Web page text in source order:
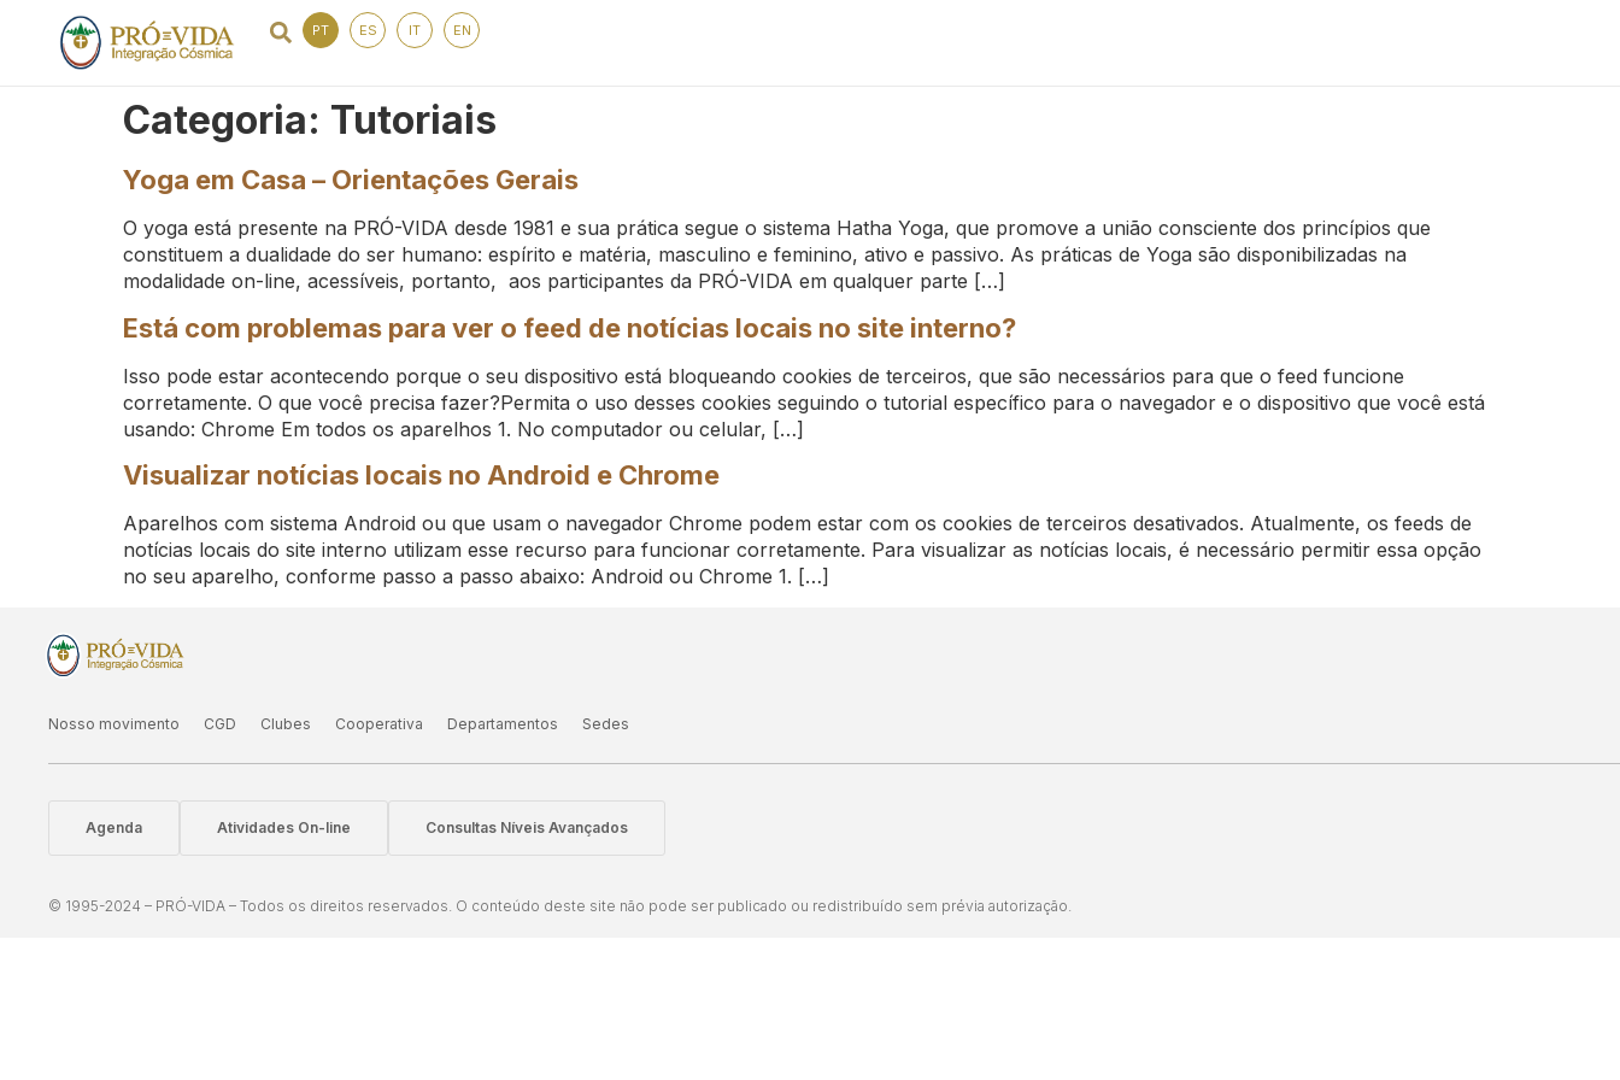
PT ES IT EN
Categoria: Tutoriais
Yoga em Casa – Orientações Gerais
O yoga está presente na PRÓ-VIDA desde 1981 e sua prática segue o sistema Hatha Yoga, que promove a união consciente dos princípios que
constituem a dualidade do ser humano: espírito e matéria, masculino e feminino, ativo e passivo. As práticas de Yoga são disponibilizadas na
modalidade on-line, acessíveis, portanto, aos participantes da PRÓ-VIDA em qualquer parte […]
Está com problemas para ver o feed de notícias locais no site interno?
Isso pode estar acontecendo porque o seu dispositivo está bloqueando cookies de terceiros, que são necessários para que o feed funcione
corretamente. O que você precisa fazer?Permita o uso desses cookies seguindo o tutorial específico para o navegador e o dispositivo que você está
usando: Chrome Em todos os aparelhos 1. No computador ou celular, […]
Visualizar notícias locais no Android e Chrome
Aparelhos com sistema Android ou que usam o navegador Chrome podem estar com os cookies de terceiros desativados. Atualmente, os feeds de
notícias locais do site interno utilizam esse recurso para funcionar corretamente. Para visualizar as notícias locais, é necessário permitir essa opção
no seu aparelho, conforme passo a passo abaixo: Android ou Chrome 1. […]
Nosso movimento CGD Clubes Cooperativa Departamentos Sedes
Agenda Atividades On-line Consultas Níveis Avançados
© 1995-2024 – PRÓ-VIDA – Todos os direitos reservados. O conteúdo deste site não pode ser publicado ou redistribuído sem prévia autorização.